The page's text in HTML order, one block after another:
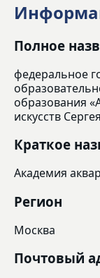
Полное
федеральное
образования
искусств
Краткое
Академия
Регион
Москва
Почтовый